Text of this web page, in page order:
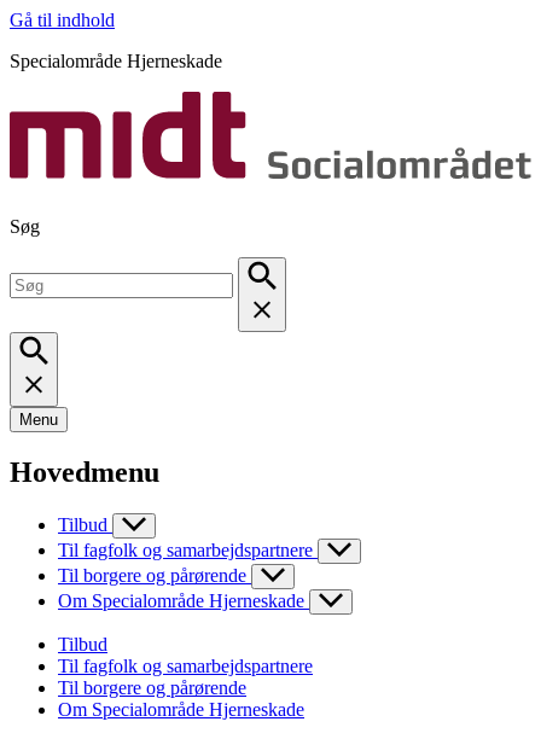
Gå til indhold
Specialområde Hjerneskade
Søg
Menu
Hovedmenu
Tilbud
Til fagfolk og samarbejdspartnere
Til borgere og pårørende
Om Specialområde Hjerneskade
Tilbud
Til fagfolk og samarbejdspartnere
Til borgere og pårørende
Om Specialområde Hjerneskade